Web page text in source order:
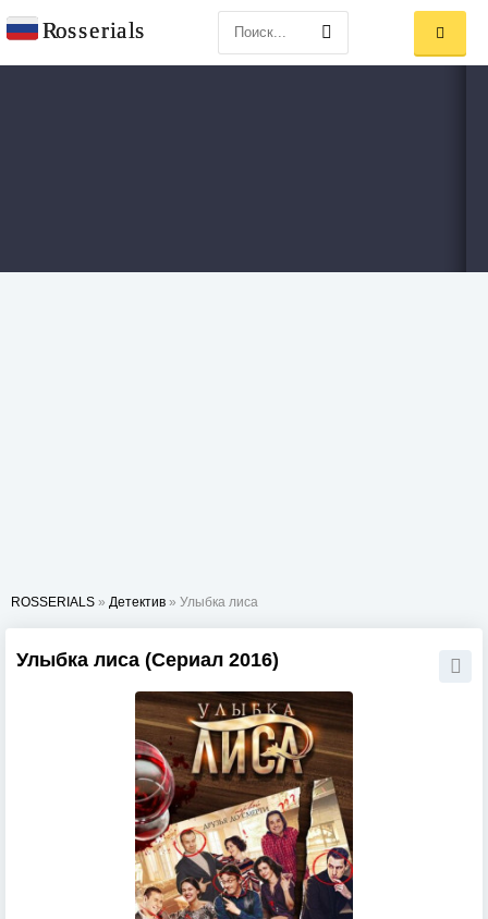
ROSSERIALS » Детектив » Улыбка лиса
Улыбка лиса (Сериал 2016)